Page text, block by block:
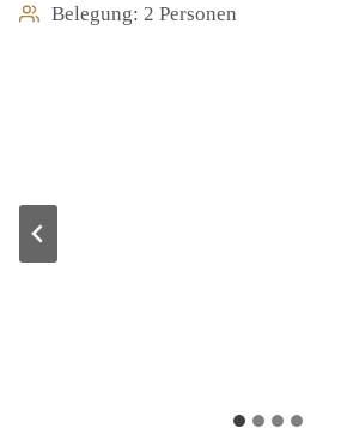
Belegung: 2 Personen